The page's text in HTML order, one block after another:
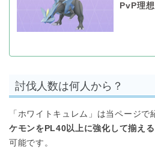
PvP理
討伐人数は何人から？
「ホワイトキュレム」は当ページで
ケモンをPL40以上に強化して揃え
可能です。